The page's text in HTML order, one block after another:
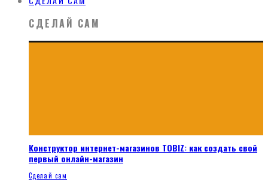
СДЕЛАЙ САМ
Конструктор интернет-магазинов TOBIZ: как создать свой
первый онлайн-магазин
Сделай сам